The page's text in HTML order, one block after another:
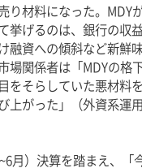
り材料になった。MDY
挙げるのは、銀行の収
融資への傾斜など新鮮
場関係者は「MDYの格
をそらしていた悪材料
上がった」（外資系運
月）決算を踏まえ、「